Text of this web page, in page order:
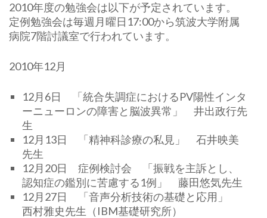
2010年度の勉強会は以下が予定されています。
定例勉強会は毎週月曜日17:00から筑波大学附属
病院7階討議室で行われています。
2010年12月
12月6日 「統合失調症におけるPV陽性インタ
ーニューロンの障害と脳波異常」 井出政行先
生
12月13日 「精神科診療の私見」 石井映美
先生
12月20日 症例検討会 「振戦を主訴とし、
認知症の鑑別に苦慮する1例」 藤田悠気先生
12月27日 「音声分析技術の基礎と応用」
西村雅史先生（IBM基礎研究所）